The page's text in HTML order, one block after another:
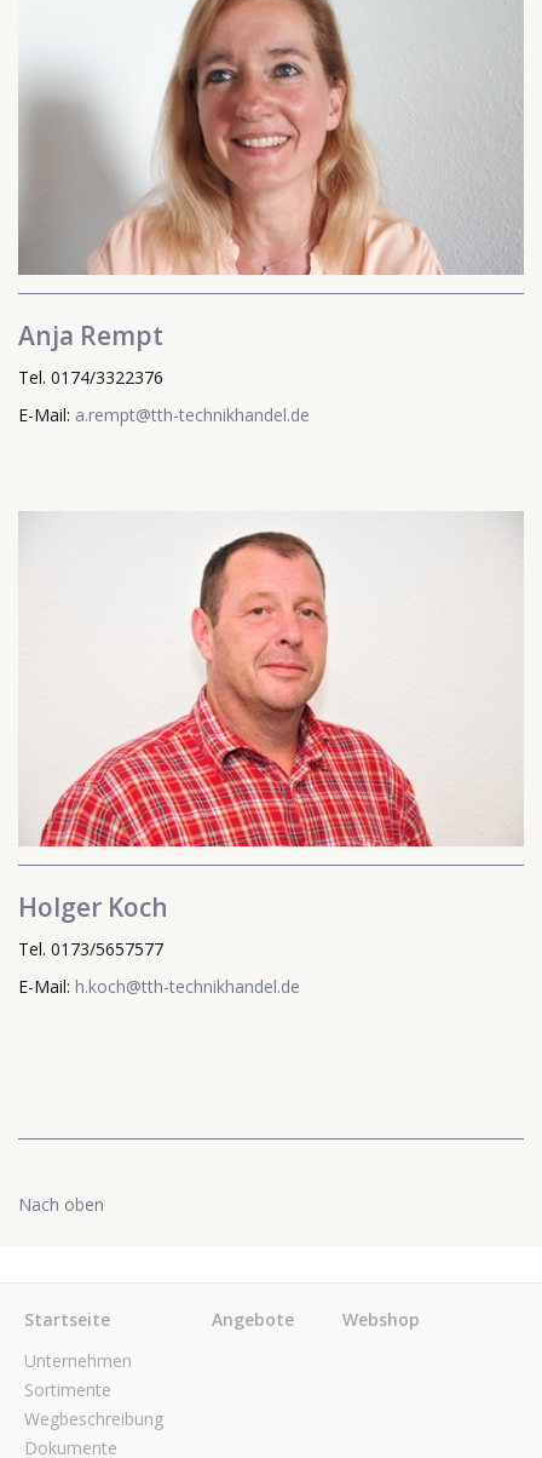
Anja Rempt
Tel. 0174/3322376
E-Mail: a.rempt@tth-technikhandel.de
Holger Koch
Tel. 0173/5657577
E-Mail: h.koch@tth-technikhandel.de
Nach oben
Startseite
Unternehmen
Sortimente
Wegbeschreibung
Dokumente
Angebote Webshop